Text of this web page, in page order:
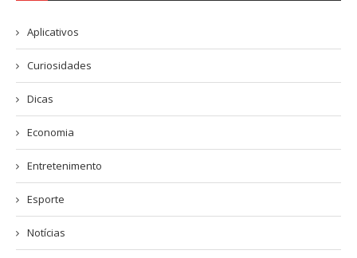
Aplicativos
Curiosidades
Dicas
Economia
Entretenimento
Esporte
Notícias